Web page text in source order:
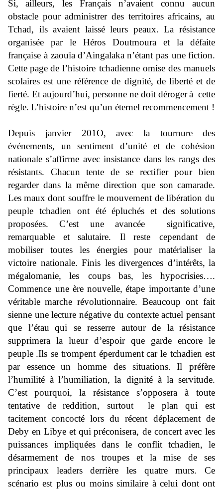
Si,
ailleurs, les Français n’avaient connu aucun
obstacle pour administrer des territoires africains, au
Tchad, ils avaient laissé leurs peaux. La résistance
organisée par le Héros Doutmoura et la défaite
française à zaouïa d’Aingalaka n’étant pas une fiction.
Cette page de l’histoire tchadienne omise des manuels
scolaires est une référence de dignité, de liberté et de
fierté. Et aujourd’hui, personne ne doit dérogerà cette
règle. L’histoire n’est qu’un éternel recommencement !
Depuis janvier 201O, avec la tournure
des
événements, un sentiment d’unité et de cohésion
nationale s’affirme avec insistance dans les rangs des
résistants. Chacun tente de se rectifier pour bien
regarder dans la même direction que son camarade.
Les maux dont souffre le mouvement de libération du
peuple tchadien ont été épluchés et des solutions
proposées. C’est une avancée
significative,
remarquable
et salutaire. Il
reste cependant de
mobiliser toutes les énergies pour matérialiser la
victoire nationale. Finis les divergences d’intérêts, la
mégalomanie,
les coups bas, les hypocrisies….
Commence une ère nouvelle, étape importante d’une
véritable marche révolutionnaire. Beaucoup ont fait
sienne une lecture négative du contexte actuel pensant
que l’étau qui se resserre autour de la résistance
supprimera la lueur d’espoir que garde encore le
peuple .Ils se trompent éperdument car le tchadien est
par essence
un homme des situations.
Il préfère
l’humilité à l’humiliation, la dignité à la servitude.
C’est
pourquoi,
la résistance s’opposera à toute
tentative de
reddition, surtout le plan qui est
tacitement concocté lors du récent déplacement de
Deby en Libye et qui préconisera, de concert avec les
puissances impliquées dans le conflit tchadien, le
désarmement de nos troupes
et la mise de ses
principaux leaders derrière les quatre murs. Ce
scénario est plus ou moins similaire à celui dont ont